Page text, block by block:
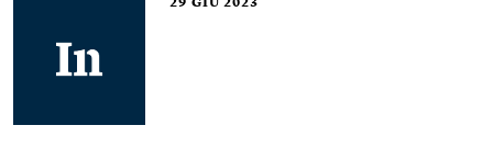
29 GIU 2023